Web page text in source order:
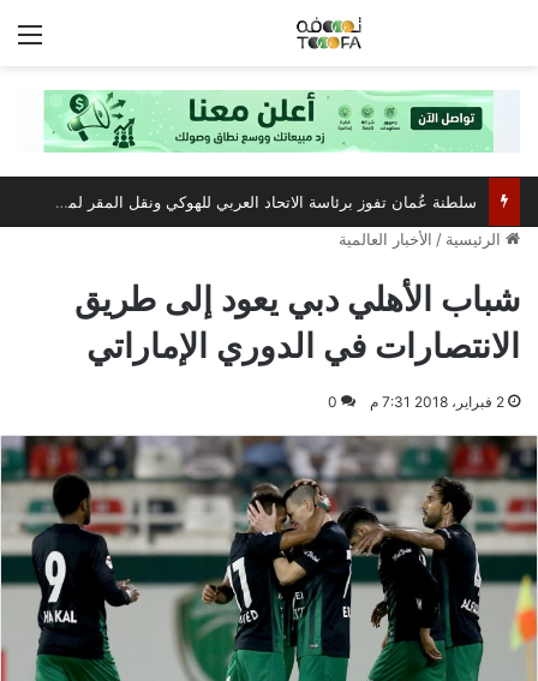
سلطنة عُمان تفوز برئاسة الاتحاد العربي للهوكي ونقل المقر لمسقط
الرئيسية / الأخبار العالمية
شباب الأهلي دبي يعود إلى طريق
الانتصارات في الدوري الإماراتي
2 فبراير، 2018 7:31 م 0